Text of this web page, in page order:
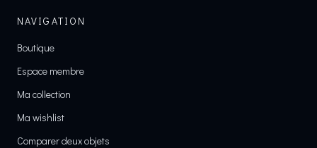
NAVIGATION
Boutique
Espace membre
Ma collection
Ma wishlist
Comparer deux objets